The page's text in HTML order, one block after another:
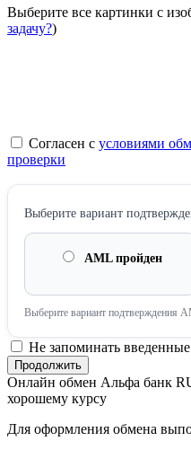
Выберите все картинки с
задачу?)
Согласен с условиями
проверки
Выберите вариант
AML пройден
Выберите вариант подтверждения
Не запоминать
Онлайн обмен Альфа банк
хорошему курсу
Для оформления обмена